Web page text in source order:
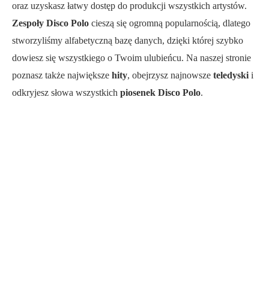
oraz uzyskasz łatwy dostęp do produkcji wszystkich artystów.
Zespoły Disco Polo cieszą się ogromną popularnością, dlatego
stworzyliśmy alfabetyczną bazę danych, dzięki której szybko
dowiesz się wszystkiego o Twoim ulubieńcu. Na naszej stronie
poznasz także największe hity, obejrzysz najnowsze teledyski i
odkryjesz słowa wszystkich piosenek Disco Polo.